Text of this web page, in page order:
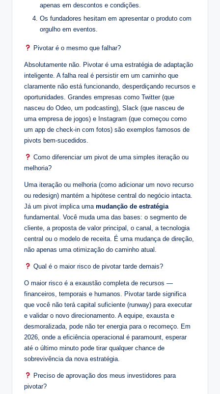
apenas em descontos e condições.
Os fundadores hesitam em apresentar o produto com
orgulho em eventos.
Pivotar é o mesmo que falhar?
Absolutamente não. Pivotar é uma estratégia de adaptação
inteligente. A falha real é persistir em um caminho que
claramente não está funcionando, desperdiçando recursos e
oportunidades. Grandes empresas como Twitter (que
nasceu do Odeo, um podcasting), Slack (que nasceu de
uma empresa de jogos) e Instagram (que começou como
um app de check-in com fotos) são exemplos famosos de
pivots bem-sucedidos.
Como diferenciar um pivot de uma simples iteração ou
melhoria?
Uma iteração ou melhoria (como adicionar um novo recurso
ou redesign) mantém a hipótese central do negócio intacta.
Já um pivot implica uma mudanção de estratégia
fundamental. Você muda uma das bases: o segmento de
cliente, a proposta de valor principal, o canal, a tecnologia
central ou o modelo de receita. É uma mudança de direção,
não apenas uma otimização do caminho atual.
Qual é o maior risco de pivotar tarde demais?
O maior risco é a exaustão completa de recursos —
financeiros, temporais e humanos. Pivotar tarde significa
que você não terá capital suficiente (runway) para executar
e validar o novo direcionamento. A equipe, exausta e
desmoralizada, pode não ter energia para o recomeço. Em
2026, onde a eficiência operacional é paramount, esperar
até o último minuto pode tirar qualquer chance de
sobrevivência da nova estratégia.
Preciso de aprovação dos meus investidores para
pivotar?